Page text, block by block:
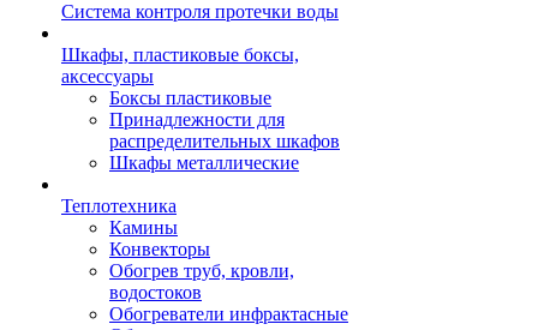
Система контроля протечки воды
Шкафы, пластиковые боксы,
аксессуары
Боксы пластиковые
Принадлежности для
распределительных шкафов
Шкафы металлические
Теплотехника
Камины
Конвекторы
Обогрев труб, кровли,
водостоков
Обогреватели инфрактасные